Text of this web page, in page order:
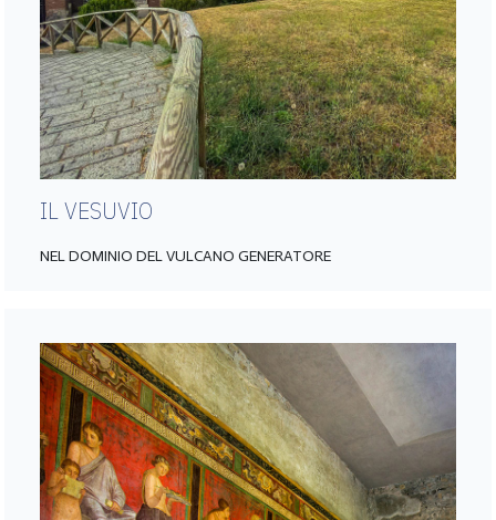
IL VESUVIO
NEL DOMINIO DEL VULCANO GENERATORE